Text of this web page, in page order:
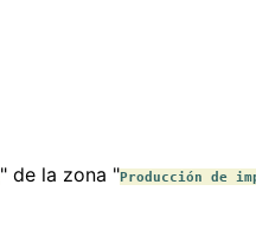
" de la zona "Producción de